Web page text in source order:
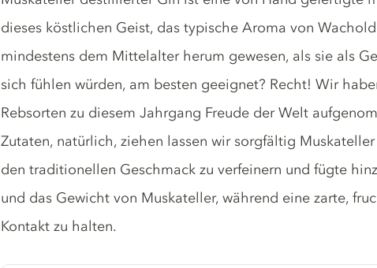
dieses köstlichen Geist, das typische Aroma von
mindestens dem Mittelalter herum gewesen, als sie als
sich fühlen würden, am besten geeignet? Recht! Wir
Rebsorten zu diesem Jahrgang Freude der Welt
Zutaten, natürlich, ziehen lassen wir sorgfältig
den traditionellen Geschmack zu verfeinern und fügte
und das Gewicht von Muskateller, während eine zarte,
Kontakt zu halten.